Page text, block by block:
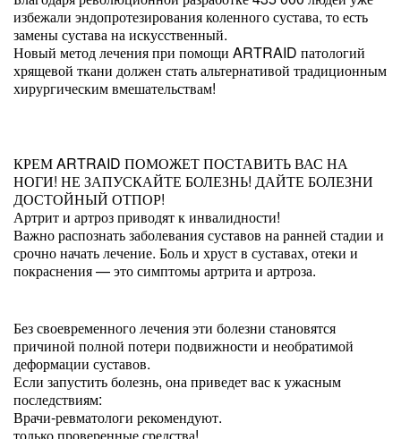
избежали эндопротезирования коленного сустава, то есть
замены сустава на искусственный.
Новый метод лечения при помощи ARTRAID патологий
хрящевой ткани должен стать альтернативой традиционным
хирургическим вмешательствам!
КРЕМ ARTRAID ПОМОЖЕТ ПОСТАВИТЬ ВАС НА
НОГИ! НЕ ЗАПУСКАЙТЕ БОЛЕЗНЬ! ДАЙТЕ БОЛЕЗНИ
ДОСТОЙНЫЙ ОТПОР!
Артрит и артроз приводят к инвалидности!
Важно распознать заболевания суставов на ранней стадии и
срочно начать лечение. Боль и хруст в суставах, отеки и
покраснения — это симптомы артрита и артроза.
Без своевременного лечения эти болезни становятся
причиной полной потери подвижности и необратимой
деформации суставов.
Если запустить болезнь, она приведет вас к ужасным
последствиям:
Врачи-ревматологи рекомендуют.